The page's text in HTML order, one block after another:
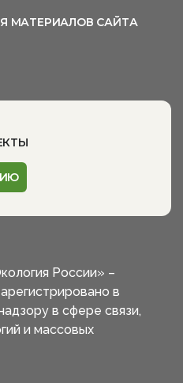
МАТЕРИАЛОВ САЙТА
России» –
в
в сфере связи,
и массовых